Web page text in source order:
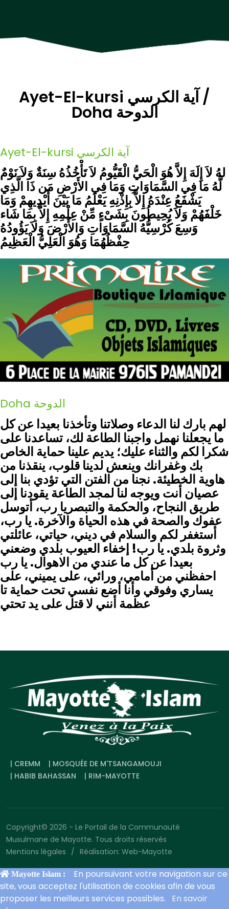
Ayet-El-kursi آية الكرسي /
Doha الدوحة
Ayet-El-kursi آية الكرسي
لهُ لاَ إِلَهَ إِلاَّ هُوَ الْحَيُّ الْقَيُّومُ لاَ تَأْخُذُهُ سِنَةٌ وَلاَ نَوْمٌ
لَّهُ مَا فِي السَّمَاوَاتِ وَمَا فِي الأَرْضِ مَن ذَا الَّذِي
يَشْفَعُ عِنْدَهُ إِلاَّ بِإِذْنِهِ يَعْلَمُ مَا بَيْنَ أَيْدِيهِمْ وَمَا
خَلْفَهُمْ وَلاَ يُحِيطُونَ بِشَىْءٍ مِّنْ عِلْمِهِ إِلاَّ بِمَا شَاء
وَسِعَ كُرْسِيُّهُ السَّمَاوَاتِ وَالأَرْضَ وَلاَ يَؤُودُهُ
حِفْظُهُمَا وَهُوَ الْعَلِيُّ الْعَظِيمُ
Doha الدوحة
لهم بارك لنا الدعاء وصلاتنا وتأخذنا بعيدا عن كل
ما يجعلنا نهمل واجبنا الطاعة لك، تساعدنا على
شكرا لكم والثناء عليك؛ يديم علينا حماية الخاص
بك وغفرانك وينعش لدينا قلوب، ينقذنا من
هاوية الخطيئة. نجنا من الفتن التي تؤدي بنا إلى
عصيان أنت ويوجه لنا لمجد الطاعة يقودنا إلى
طريق النجاح، والحكمة والتبصر يا رب، أتوسل
عفوك والصحة في هذه الحياة والآخرة. يا رب،
أستغفر لكم والسلام في ديني، حياتي، عائلتي
وثروة بلدي. يا رب! إخفاء العيوب بلدي وضعني
بعيدا عن كل ما عندي من الاهوال. يا رب
احفظني من أمامي، ورائي، على يميني، على
يساري وفوقي وأنا أضع نفسي تحت حماية تا
عظمة أنني لا قتل على يد تحتي
| CREMM
| MOSQUÉE DE M'TSANGAMOUJI
| HABIB BAHASSAN
| RIM-MAYOTTE
Copyright© 2026 - Le Portail de la Communauté
Musulmane de Mayotte. Tous droits réservés
Mentions légales
Réalisation: Web-Mayotte
Mayotte Islam :
En poursuivant votre navigation sur ce
site, vous acceptez l'utilisation de cookies afin de vous
proposer les meilleurs services possibles. En savoir